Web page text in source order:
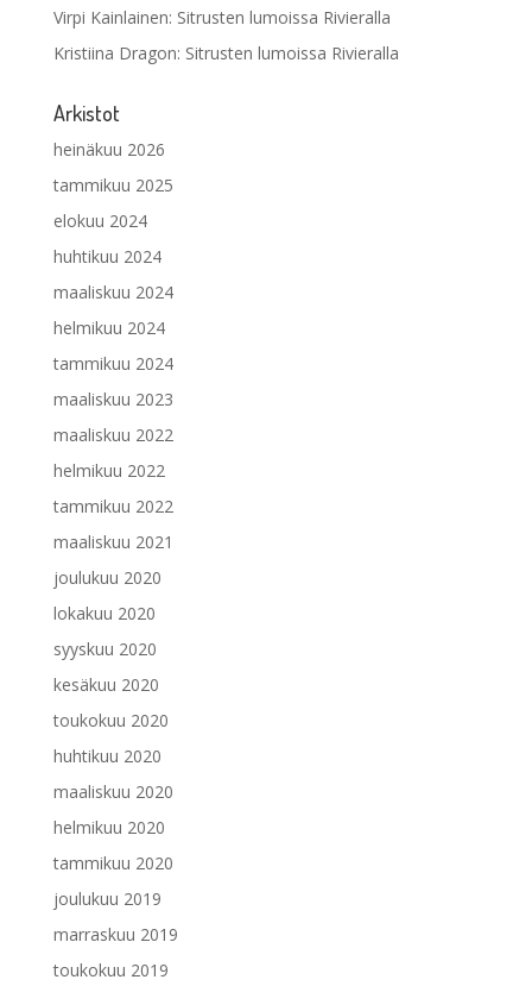
Virpi Kainlainen: Sitrusten lumoissa Rivieralla
Kristiina Dragon: Sitrusten lumoissa Rivieralla
Arkistot
heinäkuu 2026
tammikuu 2025
elokuu 2024
huhtikuu 2024
maaliskuu 2024
helmikuu 2024
tammikuu 2024
maaliskuu 2023
maaliskuu 2022
helmikuu 2022
tammikuu 2022
maaliskuu 2021
joulukuu 2020
lokakuu 2020
syyskuu 2020
kesäkuu 2020
toukokuu 2020
huhtikuu 2020
maaliskuu 2020
helmikuu 2020
tammikuu 2020
joulukuu 2019
marraskuu 2019
toukokuu 2019